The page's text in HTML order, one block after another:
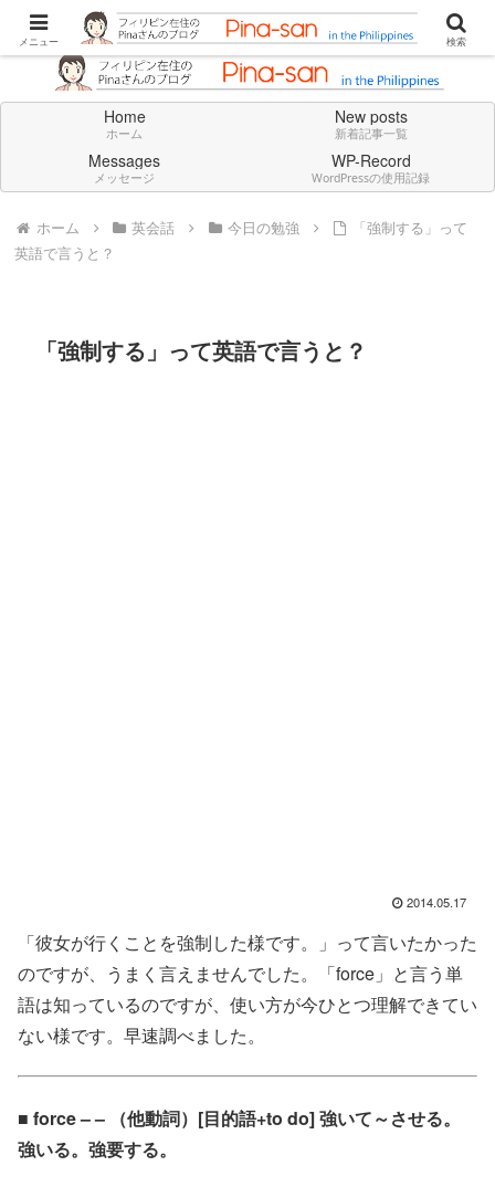
Don't think deeply. Feel always in English.
Home
ホーム
New posts
新着記事一覧
Messages
メッセージ
WP-Record
WordPressの使用記録
ホーム 英会話 今日の勉強
「強制する」って
英語で言うと？
「強制する」って英語で言うと？
2014.05.17
「彼女が行くことを強制した様です。」って言いたかった
のですが、うまく言えませんでした。「force」と言う単
語は知っているのですが、使い方が今ひとつ理解できてい
ない様です。早速調べました。
■ force – – （他動詞）[目的語+to do] 強いて～させる。
強いる。強要する。
メニュー 検索